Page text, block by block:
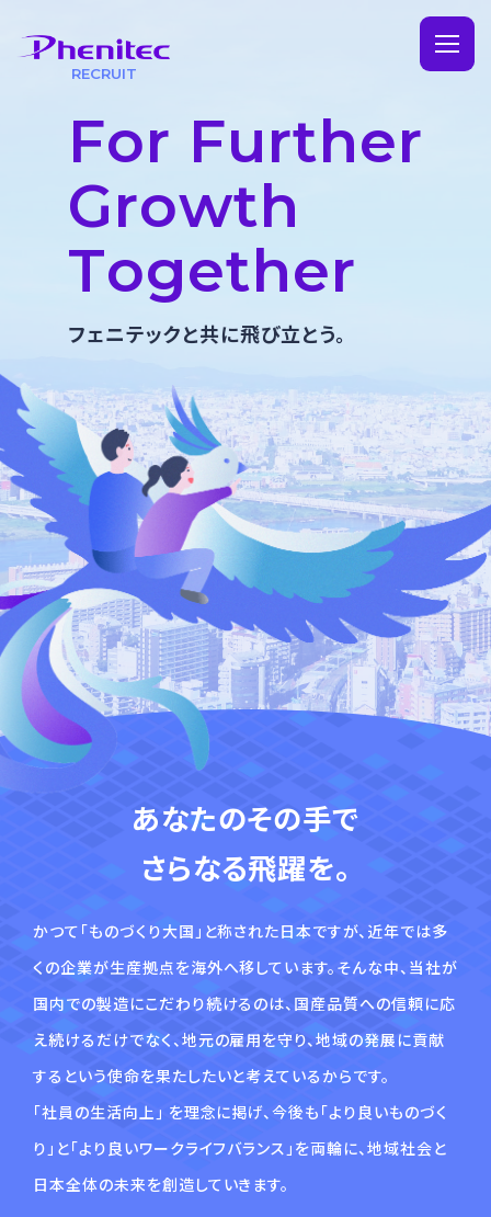
RECRUIT
仕事を知る
製造部門
事務部門
営業部門
環境を知る
拠点を知る
FAQ
For Further
Growth
Together
フェニテックと共に⾶び⽴とう。
あなたのその⼿で
さらなる⾶躍を。
かつて「ものづくり⼤国」と称された⽇本ですが、近年では多
くの企業が⽣産拠点を海外へ移しています。そんな中、当社が
国内での製造にこだわり続けるのは、国産品質への信頼に応
え続けるだけでなく、地元の雇⽤を守り、地域の発展に貢献
するという使命を果たしたいと考えているからです。
｢社員の⽣活向上｣ を理念に掲げ、今後も「より良いものづく
り」と「より良いワークライフバランス」を両輪に、地域社会と
⽇本全体の未来を創造していきます。